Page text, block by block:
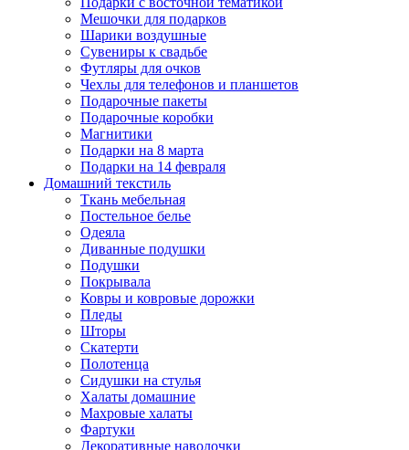
Мешочки для подарков
Шарики воздушные
Сувениры к свадьбе
Футляры для очков
Чехлы для телефонов и планшетов
Подарочные пакеты
Подарочные коробки
Магнитики
Подарки на 8 марта
Подарки на 14 февраля
Домашний текстиль
Ткань мебельная
Постельное белье
Одеяла
Диванные подушки
Подушки
Покрывала
Ковры и ковровые дорожки
Пледы
Шторы
Скатерти
Полотенца
Сидушки на стулья
Халаты домашние
Махровые халаты
Фартуки
Декоративные наволочки